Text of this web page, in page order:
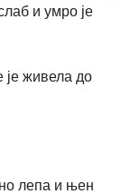
и умро је
је живела до
лепа и њен